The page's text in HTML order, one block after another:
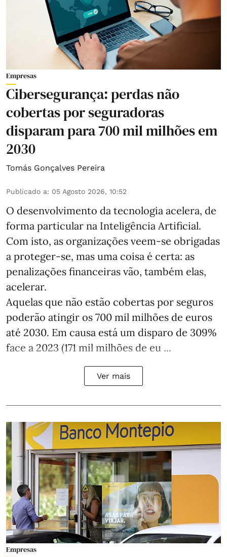
Empresas
Cibersegurança: perdas não
cobertas por seguradoras
disparam para 700 mil milhões em
2030
Tomás Gonçalves Pereira
Publicado a: 05 Agosto 2026, 10:52
O desenvolvimento da tecnologia acelera, de
forma particular na Inteligência Artificial.
Com isto, as organizações veem-se obrigadas
a proteger-se, mas uma coisa é certa: as
penalizações financeiras vão, também elas,
acelerar.
Aquelas que não estão cobertas por seguros
poderão atingir os 700 mil milhões de euros
até 2030. Em causa está um disparo de 309%
face a 2023 (171 mil milhões de eu ...
Ver mais
Empresas